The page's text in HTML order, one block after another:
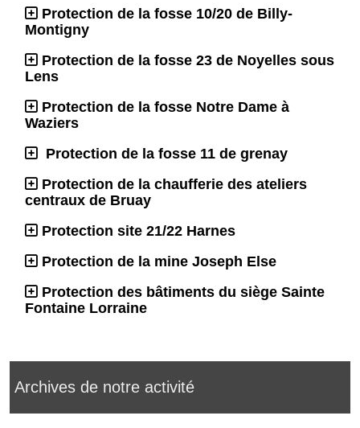
Protection de la fosse 10/20 de Billy-
Montigny
Protection de la fosse 23 de Noyelles sous
Lens
Protection de la fosse Notre Dame à
Waziers
Protection de la fosse 11 de grenay
Protection de la chaufferie des ateliers
centraux de Bruay
Protection site 21/22 Harnes
Protection de la mine Joseph Else
Protection des bâtiments du siège Sainte
Fontaine Lorraine
Archives de notre activité